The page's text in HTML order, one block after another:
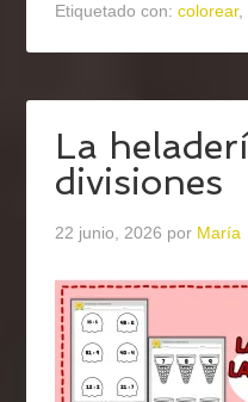
Etiquetado con:colorear,
La
divisiones
22 junio, 2026 por María